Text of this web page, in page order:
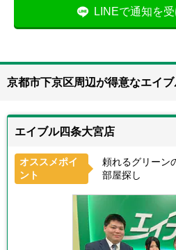
LINEで通知を
京都市下京区周辺が得意なエイ
エイブル四条大宮店
オススメポイ
ント
頼れるグリーン
部屋探し